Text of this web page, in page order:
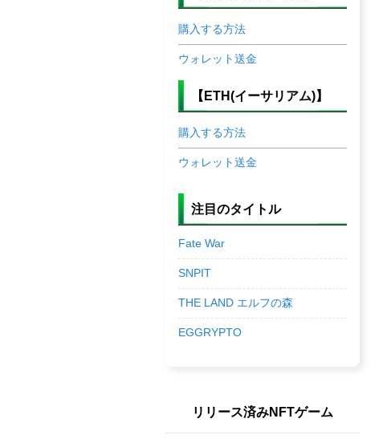
購入する方法
ウォレット送金
【ETH(イーサリアム)】
購入する方法
ウォレット送金
注目のタイトル
Fate War
SNPIT
THE LAND エルフの森
EGGRYPTO
リリース済みNFTゲーム